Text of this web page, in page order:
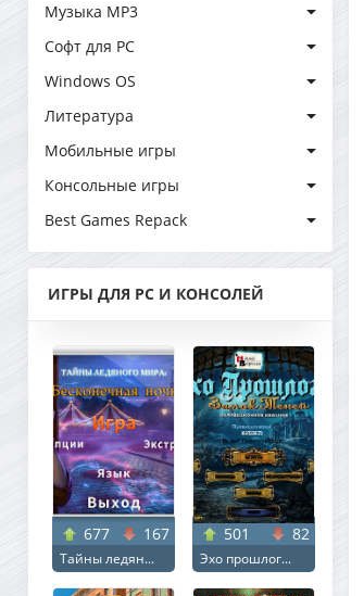
Музыка MP3
Софт для PC
Windows OS
Литература
Мобильные игры
Консольные игры
Best Games Repack
ИГРЫ ДЛЯ PC И КОНСОЛЕЙ
677 167
Тайны ледян...
501 82
Эхо прошлог...